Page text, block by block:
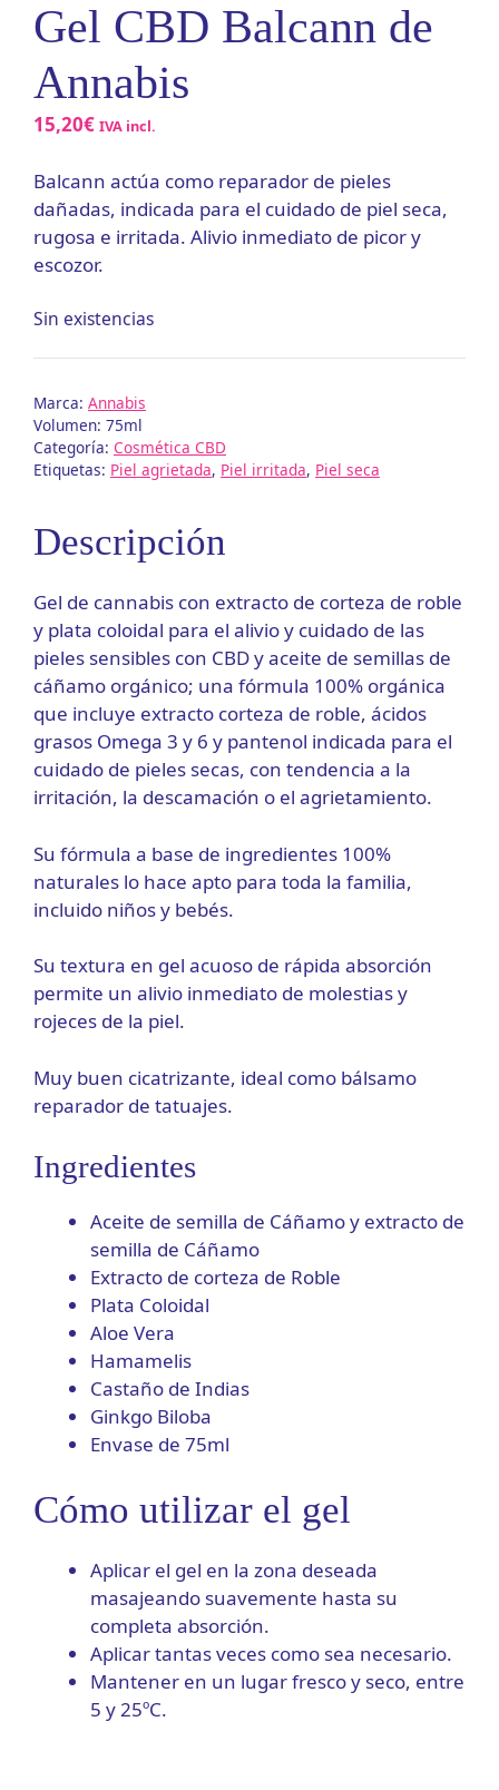
Gel CBD Balcann de
Annabis
15,20€ IVA incl.
Balcann actúa como reparador de pieles
dañadas, indicada para el cuidado de piel seca,
rugosa e irritada. Alivio inmediato de picor y
escozor.
Sin existencias
Marca: Annabis
Volumen: 75ml
Categoría: Cosmética CBD
Etiquetas: Piel agrietada, Piel irritada, Piel seca
Descripción
Gel de cannabis con extracto de corteza de roble
y plata coloidal para el alivio y cuidado de las
pieles sensibles con CBD y aceite de semillas de
cáñamo orgánico; una fórmula 100% orgánica
que incluye extracto corteza de roble, ácidos
grasos Omega 3 y 6 y pantenol indicada para el
cuidado de pieles secas, con tendencia a la
irritación, la descamación o el agrietamiento.
Su fórmula a base de ingredientes 100%
naturales lo hace apto para toda la familia,
incluido niños y bebés.
Su textura en gel acuoso de rápida absorción
permite un alivio inmediato de molestias y
rojeces de la piel.
Muy buen cicatrizante, ideal como bálsamo
reparador de tatuajes.
Ingredientes
Aceite de semilla de Cáñamo y extracto de
semilla de Cáñamo
Extracto de corteza de Roble
Plata Coloidal
Aloe Vera
Hamamelis
Castaño de Indias
Ginkgo Biloba
Envase de 75ml
Cómo utilizar el gel
Aplicar el gel en la zona deseada
masajeando suavemente hasta su
completa absorción.
Aplicar tantas veces como sea necesario.
Mantener en un lugar fresco y seco, entre
5 y 25ºC.